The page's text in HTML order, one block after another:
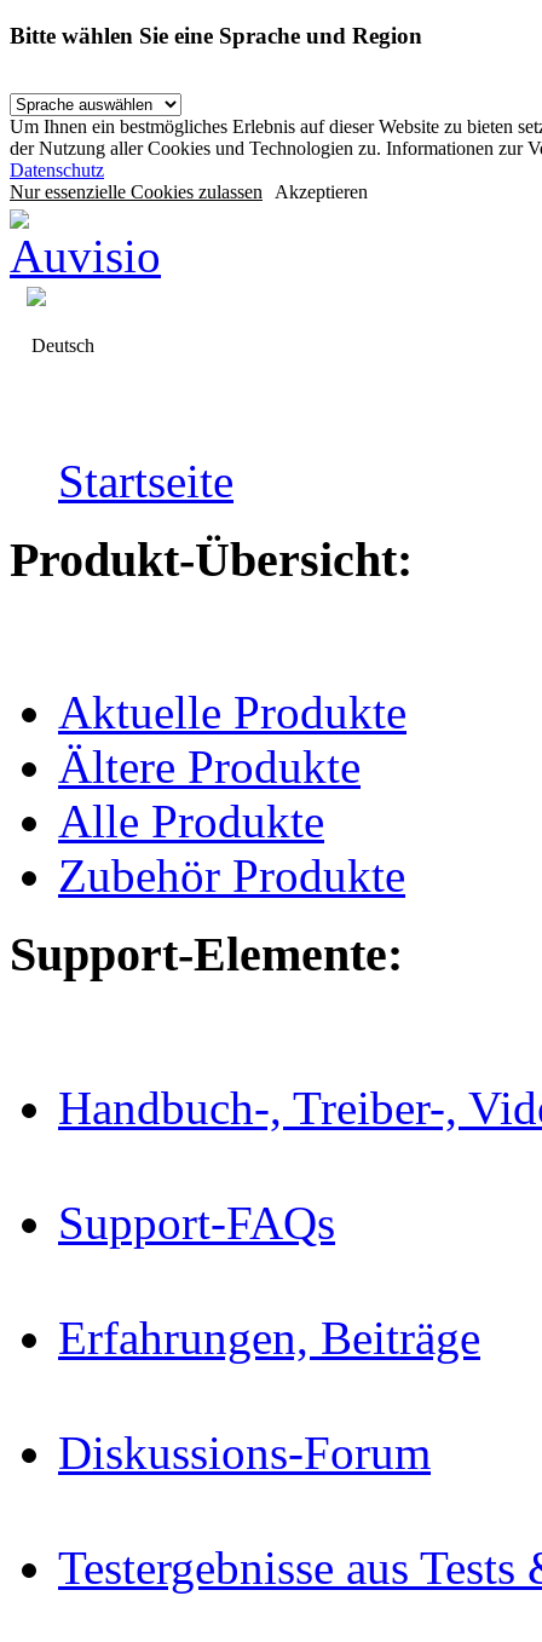
Bitte wählen Sie eine Sprache und Region
Um Ihnen ein bestmögliches Erlebnis auf dieser Website zu bieten
der Nutzung aller Cookies und Technologien zu. Informationen zur
Datenschutz
Nur essenzielle Cookies zulassen Akzeptieren
Deutsch
Startseite
Produkt-Übersicht:
Aktuelle Produkte
Ältere Produkte
Alle Produkte
Zubehör Produkte
Support-Elemente:
Handbuch-, Treiber-,
Support-FAQs
Erfahrungen, Beiträge
Diskussions-Forum
Testergebnisse aus